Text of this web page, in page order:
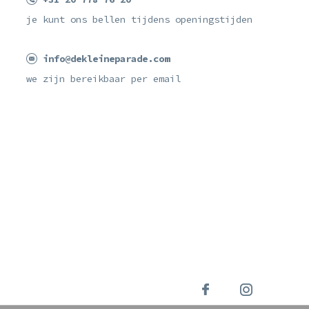
je kunt ons bellen tijdens openingstijden
info@dekleineparade.com
we zijn bereikbaar per email